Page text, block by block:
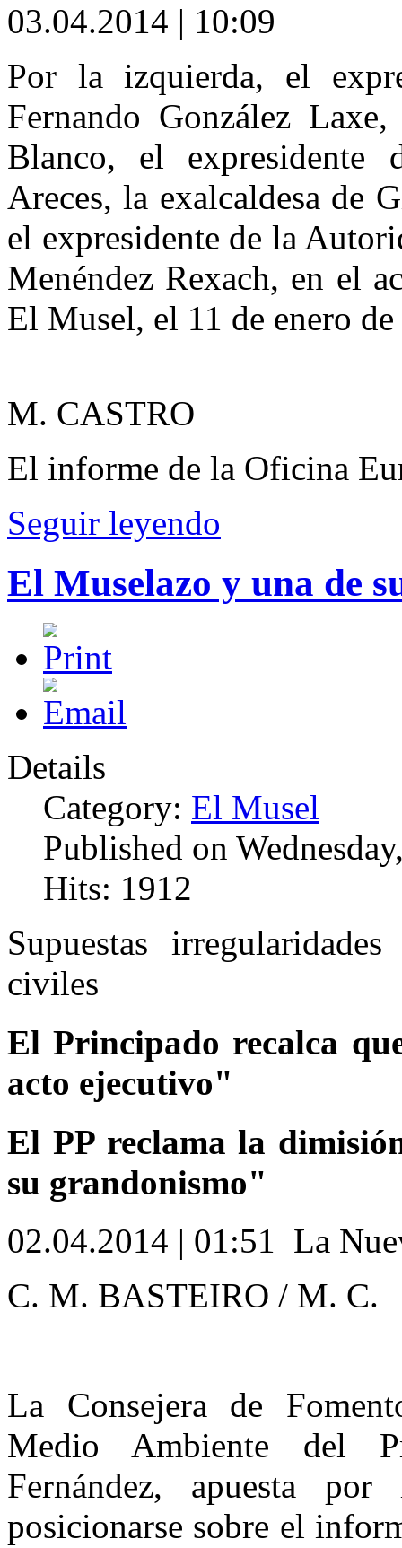
03.04.2014 | 10:09
Por la izquierda, el
Fernando González
Blanco, el expresidente
Areces, la exalcaldesa de
el expresidente de la
Menéndez Rexach, en el
El Musel, el 11 de enero
M. CASTRO
El informe de la Oficina
Seguir leyendo
El Muselazo y una de
Details
Category: El Musel
Published on
Hits: 1912
Supuestas
civiles
El Principado recalca
acto ejecutivo"
El PP reclama la
su grandonismo"
02.04.2014 | 01:51 La
C. M. BASTEIRO / M. C.
La Consejera de
Medio Ambiente del
Fernández, apuesta
posicionarse sobre el